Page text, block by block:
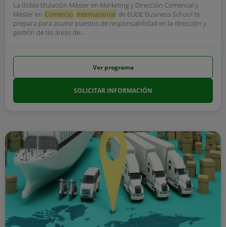
La doble titulación Máster en Marketing y Dirección Comercial y
Máster en Comercio Internacional de EUDE Business School te
prepara para asumir puestos de responsabilidad en la dirección y
gestión de las áreas de...
Ver programa
SOLICITAR INFORMACIÓN